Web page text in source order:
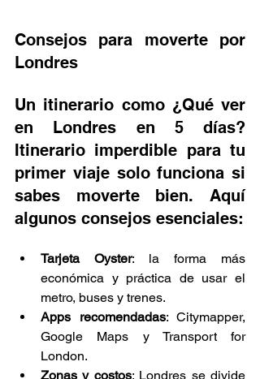
Consejos para moverte por
Londres
Un itinerario como ¿Qué ver
en Londres en 5 días?
Itinerario imperdible para tu
primer viaje solo funciona si
sabes moverte bien. Aquí
algunos consejos esenciales:
Tarjeta Oyster: la forma más
económica y práctica de usar el
metro, buses y trenes.
Apps recomendadas: Citymapper,
Google Maps y Transport for
London.
Zonas y costos: Londres se divide